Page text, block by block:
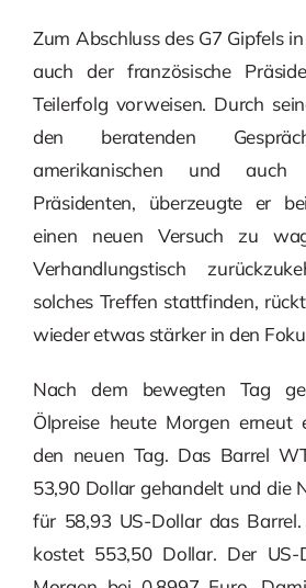
Zum Abschluss des G7 Gipfels
auch der französische
Teilerfolg vorweisen. Durch
den beratenden
amerikanischen und auch
Präsidenten, überzeugte er
einen neuen Versuch zu
Verhandlungstisch
solches Treffen stattfinden,
wieder etwas stärker in den
Nach dem bewegten Tag
Ölpreise heute Morgen erneut
den neuen Tag. Das Barrel
53,90 Dollar gehandelt und die
für 58,93 US-Dollar das Barrel.
kostet 553,50 Dollar. Der